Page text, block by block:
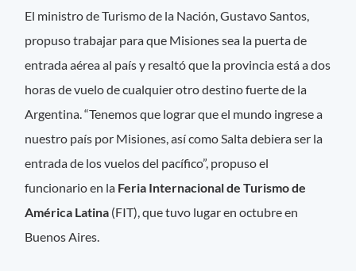
El ministro de Turismo de la Nación, Gustavo Santos,
propuso trabajar para que Misiones sea la puerta de
entrada aérea al país y resaltó que la provincia está a dos
horas de vuelo de cualquier otro destino fuerte de la
Argentina. “Tenemos que lograr que el mundo ingrese a
nuestro país por Misiones, así como Salta debiera ser la
entrada de los vuelos del pacífico”, propuso el
funcionario en la Feria Internacional de Turismo de
América Latina (FIT), que tuvo lugar en octubre en
Buenos Aires.